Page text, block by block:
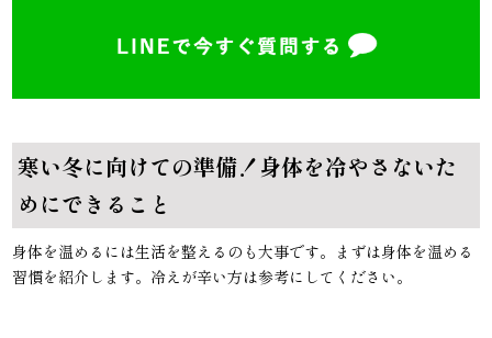
寒い冬に向けての準備！身体を冷やさないた
めにできること
身体を温めるには生活を整えるのも大事です。まずは身体を温める
習慣を紹介します。冷えが辛い方は参考にしてください。